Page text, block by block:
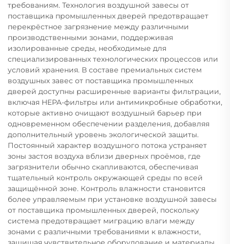
требованиям. Технология воздушной завесы от
поставщика промышленных дверей предотвращает
перекрёстное загрязнение между различными
производственными зонами, поддерживая
изолированные среды, необходимые для
специализированных технологических процессов или
условий хранения. В составе премиальных систем
воздушных завес от поставщика промышленных
дверей доступны расширенные варианты фильтрации,
включая HEPA-фильтры или антимикробные обработки,
которые активно очищают воздушный барьер при
одновременном обеспечении разделения, добавляя
дополнительный уровень экологической защиты.
Постоянный характер воздушного потока устраняет
зоны застоя воздуха вблизи дверных проёмов, где
загрязнители обычно скапливаются, обеспечивая
тщательный контроль окружающей среды по всей
защищённой зоне. Контроль влажности становится
более управляемым при установке воздушной завесы
от поставщика промышленных дверей, поскольку
система предотвращает миграцию влаги между
зонами с различными требованиями к влажности,